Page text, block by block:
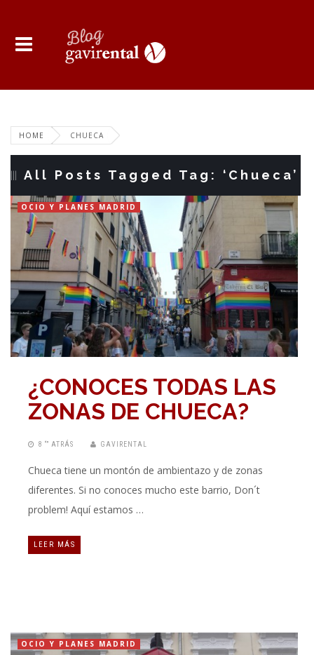
HOME CHUECA
All Posts Tagged Tag: ‘Chueca’
OCIO Y PLANES MADRID
¿CONOCES TODAS LAS
ZONAS DE CHUECA?
8 “” ATRÁS GAVIRENTAL
Chueca tiene un montón de ambientazo y de zonas
diferentes. Si no conoces mucho este barrio, Don´t
problem! Aquí estamos …
LEER MÁS
OCIO Y PLANES MADRID